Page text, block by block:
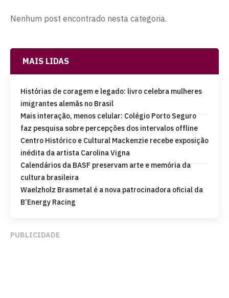
Nenhum post encontrado nesta categoria.
MAIS LIDAS
Histórias de coragem e legado: livro celebra mulheres
imigrantes alemãs no Brasil
Mais interação, menos celular: Colégio Porto Seguro
faz pesquisa sobre percepções dos intervalos offline
Centro Histórico e Cultural Mackenzie recebe exposição
inédita da artista Carolina Vigna
Calendários da BASF preservam arte e memória da
cultura brasileira
Waelzholz Brasmetal é a nova patrocinadora oficial da
B’Energy Racing
PUBLICIDADE